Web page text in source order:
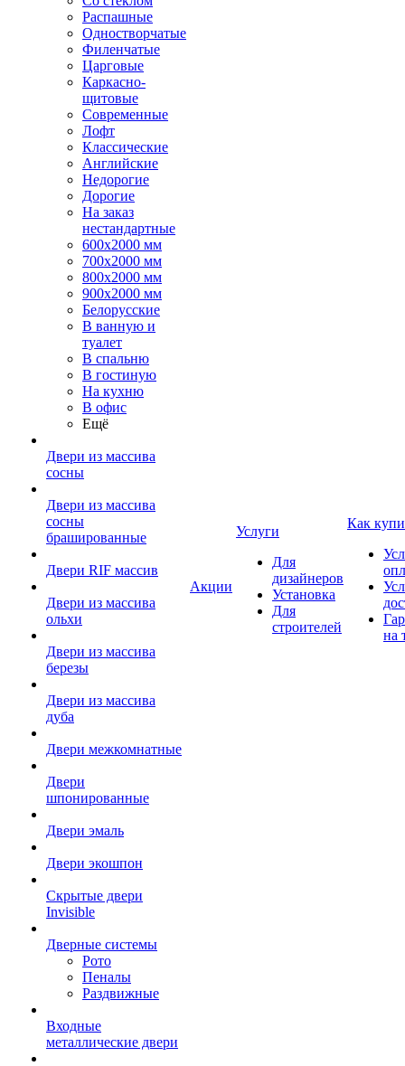
Распашные
Одностворчатые
Филенчатые
Царговые
Каркасно-
щитовые
Современные
Лофт
Классические
Английские
Недорогие
Дорогие
На заказ
нестандартные
600х2000 мм
700х2000 мм
800х2000 мм
900х2000 мм
Белорусские
В ванную и
туалет
В спальню
В гостиную
На кухню
В офис
Ещё
Двери из массива
сосны
Двери из массива
сосны
брашированные
Двери RIF массив
Двери из массива
ольхи
Двери из массива
березы
Двери из массива
дуба
Двери межкомнатные
Двери
шпонированные
Двери эмаль
Двери экошпон
Скрытые двери
Invisible
Дверные системы
Рото
Пеналы
Раздвижные
Входные
металлические двери
Акции
Услуги
Для
дизайнеров
Установка
Для
строителей
Как
на